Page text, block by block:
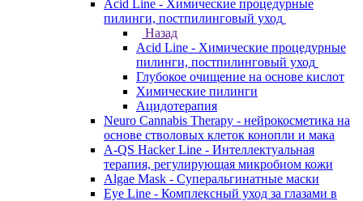
Acid Line - Химические процедурные
пилинги, постпилинговый уход
Назад
Acid Line - Химические процедурные
пилинги, постпилинговый уход
Глубокое очищение на основе кислот
Химические пилинги
Ацидотерапия
Neuro Cannabis Therapy - нейрокосметика на
основе стволовых клеток конопли и мака
A-QS Hacker Line - Интеллектуальная
терапия, регулирующая микробиом кожи
Algae Mask - Суперальгинатные маски
Eye Line - Комплексный уход за глазами в